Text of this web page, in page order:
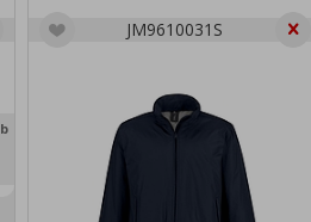
JM9610031S